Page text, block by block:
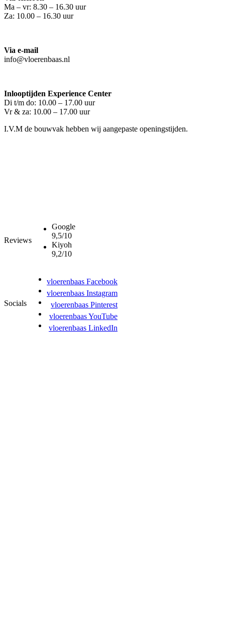
Ma – vr: 8.30 – 16.30 uur
Za: 10.00 – 16.30 uur
Via e-mail
info@vloerenbaas.nl
Inlooptijden Experience Center
Di t/m do: 10.00 – 17.00 uur
Vr & za: 10.00 – 17.00 uur
I.V.M de bouwvak hebben wij aangepaste openingstijden.
Reviews
Google
9,5/10
Kiyoh
9,2/10
Socials
vloerenbaas Facebook
vloerenbaas Instagram
vloerenbaas Pinterest
vloerenbaas YouTube
vloerenbaas LinkedIn